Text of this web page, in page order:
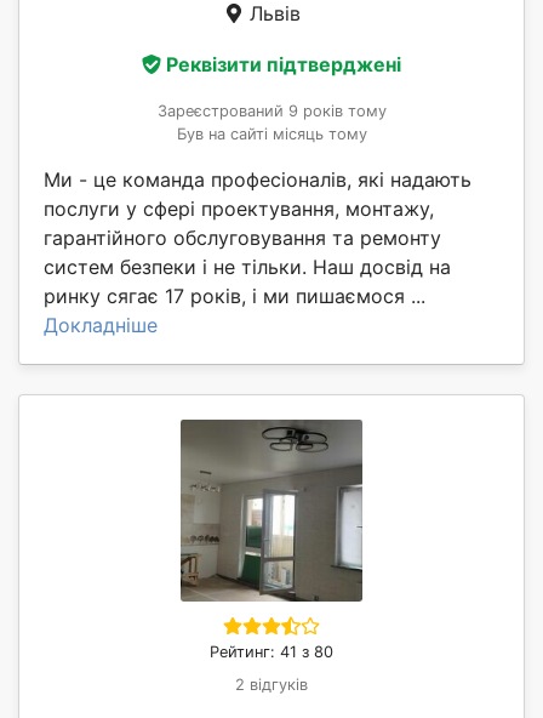
Львів
Реквізити підтверджені
Зареєстрований 9 років тому
Був на сайті місяць тому
Ми - це команда професіоналів, які надають
послуги у сфері проектування, монтажу,
гарантійного обслуговування та ремонту
систем безпеки і не тільки. Наш досвід на
ринку сягає 17 років, і ми пишаємося ...
Докладніше
Рейтинг: 41 з 80
2 відгуків